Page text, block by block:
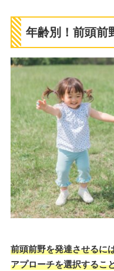
年齢別！前頭前
前頭前野を発達させるに
アプローチを選択するこ